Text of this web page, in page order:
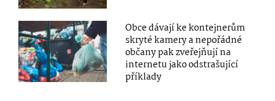
Obce dávají ke kontejnerům
skryté kamery a nepořádné
občany pak zveřejňují na
internetu jako odstrašující
příklady